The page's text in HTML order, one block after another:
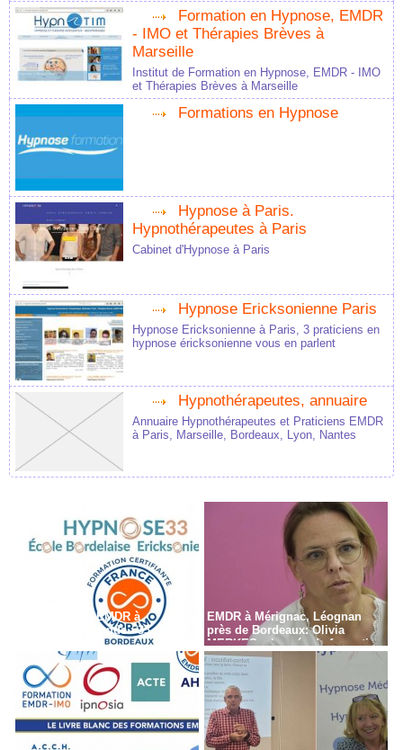
Formation en Hypnose, EMDR
- IMO et Thérapies Brèves à
Marseille
Institut de Formation en Hypnose, EMDR - IMO
et Thérapies Brèves à Marseille
Formations en Hypnose
Hypnose à Paris.
Hypnothérapeutes à Paris
Cabinet d'Hypnose à Paris
Hypnose Ericksonienne Paris
Hypnose Ericksonienne à Paris, 3 praticiens en
hypnose éricksonienne vous en parlent
Hypnothérapeutes, annuaire
Annuaire Hypnothérapeutes et Praticiens EMDR
à Paris, Marseille, Bordeaux, Lyon, Nantes
Formation en EMDR à
Bordeaux - Gironde - 33
EMDR à Mérignac, Léognan
près de Bordeaux: Olivia
MERKES, chargée de formation